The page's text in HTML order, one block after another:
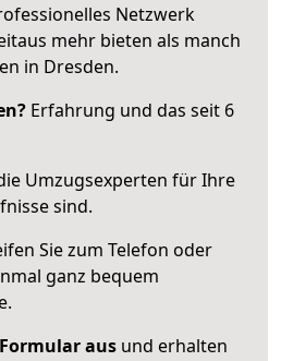
Netzwerk
mehr bieten als manch
in Dresden.
Erfahrung und das seit 6
Umzugsexperten für Ihre
sind.
Sie zum Telefon oder
ganz bequem
aus und erhalten